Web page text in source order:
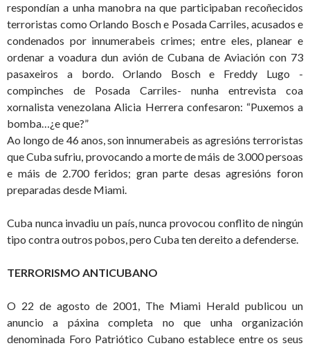
respondían a unha manobra na que participaban recoñecidos
terroristas como Orlando Bosch e Posada Carriles, acusados e
condenados por innumerabeis crimes; entre eles, planear e
ordenar a voadura dun avión de Cubana de Aviación con 73
pasaxeiros a bordo. Orlando Bosch e Freddy Lugo -
compinches de Posada Carriles- nunha entrevista coa
xornalista venezolana Alicia Herrera confesaron: “Puxemos a
bomba…¿e que?”
Ao longo de 46 anos, son innumerabeis as agresións terroristas
que Cuba sufriu, provocando a morte de máis de 3.000 persoas
e máis de 2.700 feridos; gran parte desas agresións foron
preparadas desde Miami.
Cuba nunca invadiu un país, nunca provocou conflito de ningún
tipo contra outros pobos, pero Cuba ten dereito a defenderse.
TERRORISMO ANTICUBANO
O 22 de agosto de 2001, The Miami Herald publicou un
anuncio a páxina completa no que unha organización
denominada Foro Patriótico Cubano establece entre os seus